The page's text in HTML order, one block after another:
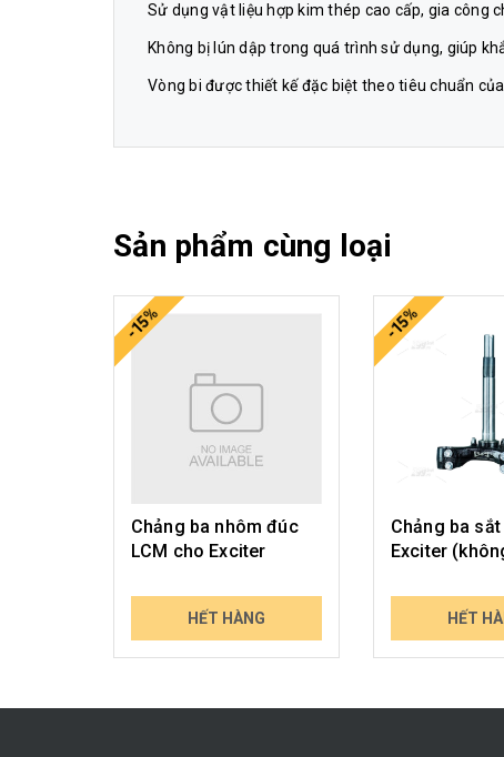
Sử dụng vật liệu hợp kim thép cao cấp, gia công
Không bị lún dập trong quá trình sử dụng, giúp
Vòng bi được thiết kế đặc biệt theo tiêu chuẩn
Sản phẩm cùng loại
-15%
Chảng ba nhôm đúc
LCM cho Exciter
1.290.000₫
1.509.300₫
HẾT HÀNG
-15%
Chảng ba
Exciter
1.550.000₫
1.813.500₫
HẾT